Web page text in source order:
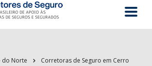
do Norte
Corretoras de Seguro em Cerro